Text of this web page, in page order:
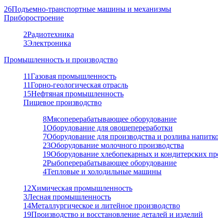
26Подъемно-транспортные машины и механизмы
Приборостроение
2Радиотехника
3Электроника
Промышленность и производство
11Газовая промышленность
11Горно-геологическая отрасль
15Нефтяная промышленность
Пищевое производство
8Мясоперерабатывающее оборудование
1Оборудование для овощепереработки
7Оборудование для производства и розлива
23Оборудование молочного производства
19Оборудование хлебопекарных и кондитерских
2Рыбоперерабатывающее оборудование
4Тепловые и холодильные машины
12Химическая промышленность
3Лесная промышленность
14Металлургическое и литейное производство
19Производство и восстановление деталей и изделий